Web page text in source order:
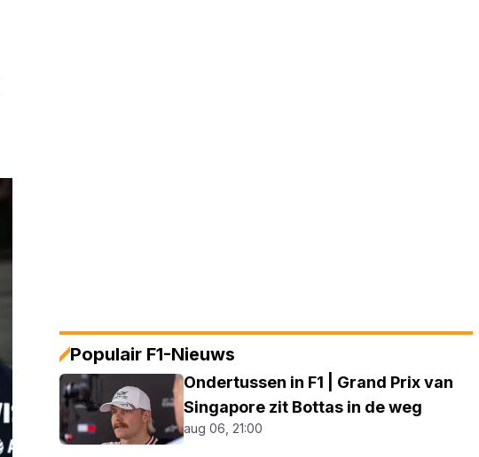
Populair F1-Nieuws
Ondertussen in F1 | Grand Prix van
Singapore zit Bottas in de weg
aug 06, 21:00